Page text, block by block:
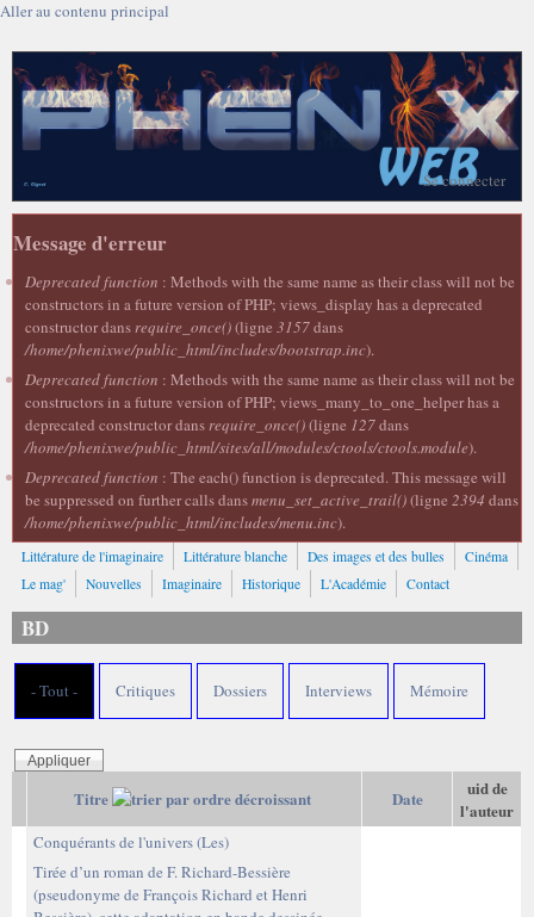
Aller au contenu principal
Se connecter
Message d'erreur
Deprecated function : Methods with the same name as their class will not be
constructors in a future version of PHP; views_display has a deprecated
constructor dansrequire_once()(ligne 3157dans
/home/phenixwe/public_html/includes/bootstrap.inc).
Deprecated function : Methods with the same name as their class will not be
constructors in a future version of PHP; views_many_to_one_helper has a
deprecated constructor dansrequire_once()(ligne 127dans
/home/phenixwe/public_html/sites/all/modules/ctools/ctools.module).
Deprecated function : The each() function is deprecated. This message will
be suppressed on further calls dansmenu_set_active_trail()(ligne 2394 dans
/home/phenixwe/public_html/includes/menu.inc).
Littérature de l'imaginaire Littérature blanche Des images et des bulles
Cinéma
Le mag'
Nouvelles Imaginaire Historique L'Académie Contact
BD
- Tout - Critiques Dossiers Interviews Mémoire
Titre Date
uid de
l'auteur
Conquérants de l'univers (Les)
Tirée d’un roman de F. Richard-Bessière
(pseudonyme de François Richard et Henri